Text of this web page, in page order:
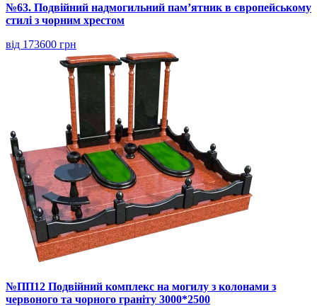
№63. Подвійний надмогильний пам’ятник в європейському
стилі з чорним хрестом
від 173600 грн
№ПП12 Подвійний комплекс на могилу з колонами з
червоного та чорного граніту 3000*2500